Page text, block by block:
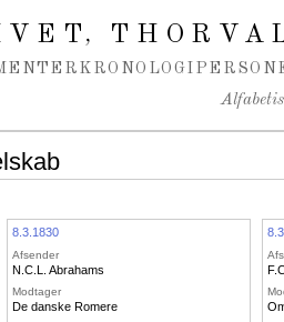
,
KRONOLOGI
8.3.1830
Afsender
N.C.L. Abrahams
Modtager
De danske Romere